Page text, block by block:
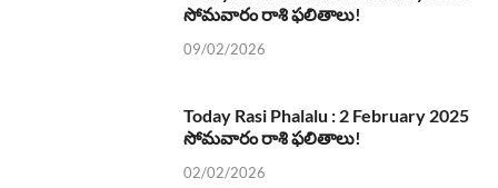
సోమవారం రాశి ఫలితాలు!
09/02/2026
Today Rasi Phalalu : 2 February 2025
సోమవారం రాశి ఫలితాలు!
02/02/2026